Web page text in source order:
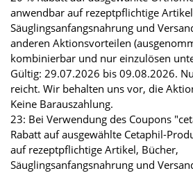
anwendbar auf rezeptpflichtige
Säuglingsanfangsnahrung und
anderen Aktionsvorteilen
kombinierbar und nur einzulösen
Gültig: 29.07.2026 bis 09.08.2026.
reicht. Wir behalten uns vor, die
Keine Barauszahlung.
23: Bei Verwendung des Coupons
Rabatt auf ausgewählte Cetaphil-
auf rezeptpflichtige Artikel, Bücher,
Säuglingsanfangsnahrung und